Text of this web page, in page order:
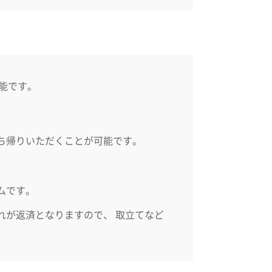
です。
りいただくことが可能です。
す。
が返済となりますので、 取立てなど